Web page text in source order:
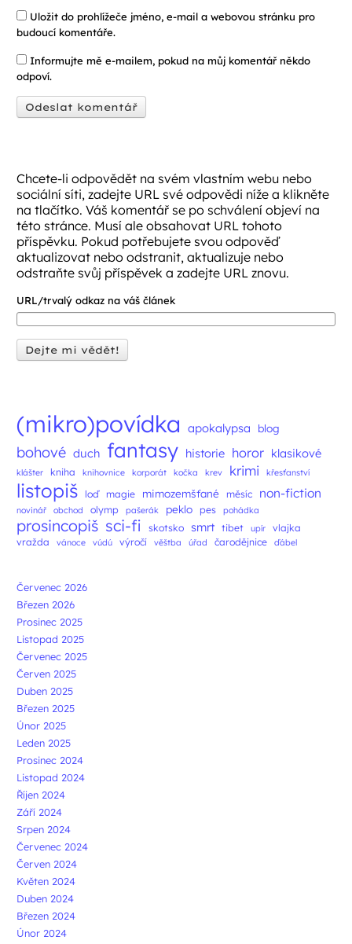
Uložit do prohlížeče jméno, e-mail a webovou stránku pro
budoucí komentáře.
Informujte mě e-mailem, pokud na můj komentář někdo
odpoví.
Chcete-li odpovědět na svém vlastním webu nebo
sociální síti, zadejte URL své odpovědi níže a klikněte
na tlačítko. Váš komentář se po schválení objeví na
této stránce. Musí ale obsahovat URL tohoto
příspěvku. Pokud potřebujete svou odpověď
aktualizovat nebo odstranit, aktualizuje nebo
odstraňte svůj příspěvek a zadejte URL znovu.
URL/trvalý odkaz na váš článek
(mikro)povídka apokalypsa blog
bohové duch fantasy historie horor klasikové
klášter kniha knihovnice korporát kočka krev krimi křesťanství
listopiš loď magie mimozemšťané měsíc non-fiction
novinář obchod olymp pašerák peklo pes pohádka
prosincopiš sci-fi skotsko smrt tibet upír
vlajka
vražda
vánoce vúdú výročí věštba úřad čarodějnice ďábel
Červenec 2026
Březen 2026
Prosinec 2025
Listopad 2025
Červenec 2025
Červen 2025
Duben 2025
Březen 2025
Únor 2025
Leden 2025
Prosinec 2024
Listopad 2024
Říjen 2024
Září 2024
Srpen 2024
Červenec 2024
Červen 2024
Květen 2024
Duben 2024
Březen 2024
Únor 2024